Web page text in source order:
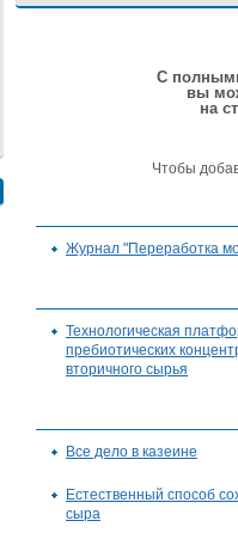
С
вы
на
Чтобы
Журнал "Переработка
Технологическая
пребиотических
вторичного сырья
Все дело в казеине
Естественный способ
сыра